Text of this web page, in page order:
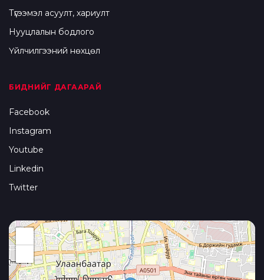
Түгээмэл асуулт, хариулт
Нууцлалын бодлого
Үйлчилгээний нөхцөл
БИДНИЙГ ДАГААРАЙ
Facebook
Instagram
Youtube
Linkedin
Twitter